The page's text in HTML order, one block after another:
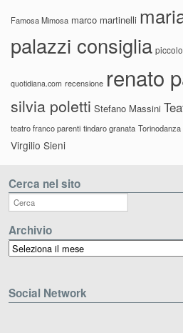
Famosa Mimosa marco martinelli
palazzi consiglia
quotidiana.com recensione renato
silvia poletti Stefano Massini
teatro franco parenti tindaro granata Torinodanza
Virgilio Sieni
Cerca nel sito
Archivio
Archivio
Social Network